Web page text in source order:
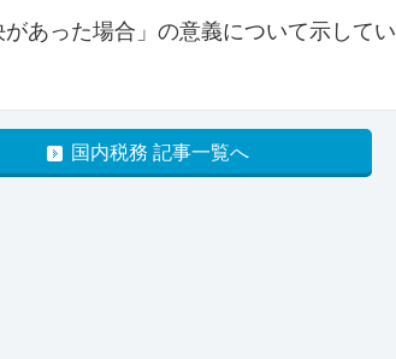
あった場合」の意義について示してい
国内税務 記事一覧へ